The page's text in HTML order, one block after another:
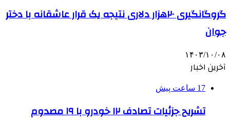
گروگانگیری ۲۰هزار دلاری نتیجه یک قرار عاشقانه با دختر
جوان
۱۴۰۳/۱۰/۰۸
آخرین اخبار
17 ساعت پیش
تشریح جزئیات تصادف ۱۲ خودرو با ۱۹ مصدوم